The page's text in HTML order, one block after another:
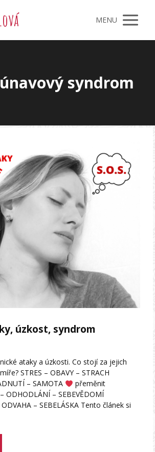
MENU
syndrom
úzkost, syndrom
ataky a úzkosti. Co stojí za jejich
STRES – OBAVY – STRACH
– SAMOTA
přeměnit
ODHODLÁNÍ – SEBEVĚDOMÍ
– SEBELÁSKA Tento článek si